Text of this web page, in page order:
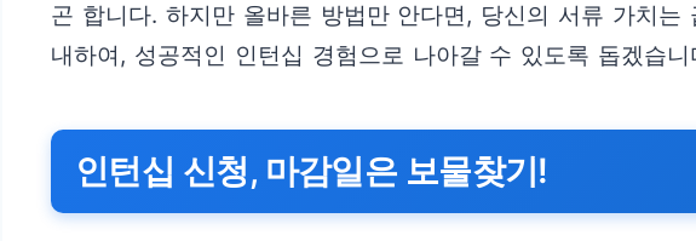
곤 합니다. 하지만 올바른 방법만 안다면, 당신의 서류 가치
내하여, 성공적인 인턴십 경험으로 나아갈 수 있도록 돕겠습니
인턴십 신청, 마감일은 보물찾기!